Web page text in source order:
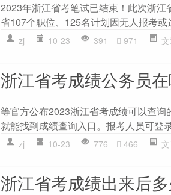
2023年浙江省考笔试已结束！此次浙
省107个职位、125名计划因无人报考
zj 10-23 391 971
浙江省考成绩公务员
等官方公布2023浙江省考成绩可以查
就能找到成绩查询入口。报考人员可登
zj 10-23 776 466
浙江省考成绩出来后